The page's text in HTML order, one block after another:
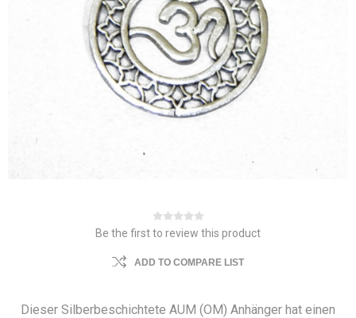
Be the first to review this product
ADD TO COMPARE LIST
Dieser Silberbeschichtete AUM (OM) Anhänger hat einen